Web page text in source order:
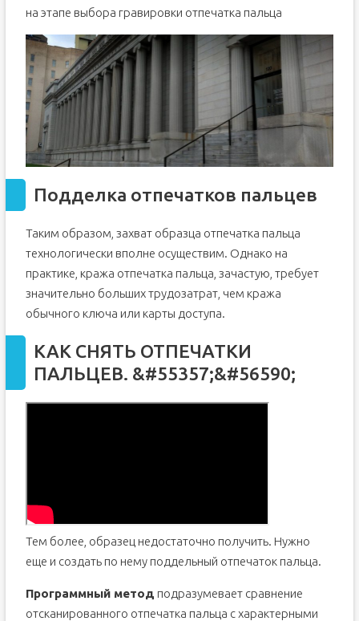
на этапе выбора гравировки отпечатка пальца
Подделка отпечатков пальцев
Таким образом, захват образца отпечатка пальца
технологически вполне осуществим. Однако на
практике, кража отпечатка пальца, зачастую, требует
значительно больших трудозатрат, чем кража
обычного ключа или карты доступа.
КАК СНЯТЬ ОТПЕЧАТКИ
ПАЛЬЦЕВ. &#55357;&#56590;
Тем более, образец недостаточно получить. Нужно
еще и создать по нему поддельный отпечаток пальца.
Программный метод подразумевает сравнение
отсканированного отпечатка пальца с характерными